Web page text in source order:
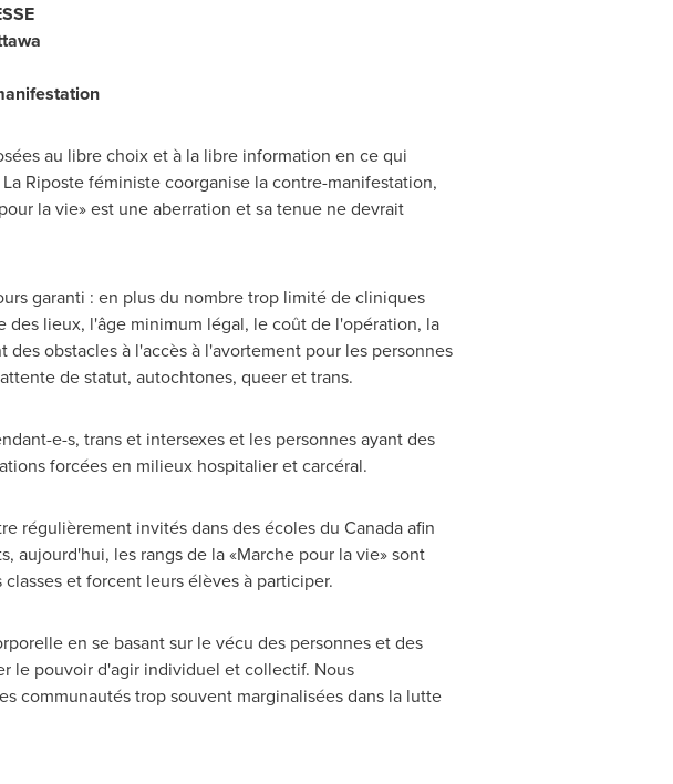
au libre choix et à la libre information en ce qui
Riposte féministe coorganise la contre-manifestation,
la vie» est une aberration et sa tenue ne devrait
garanti : en plus du nombre trop limité de cliniques
lieux, l'âge minimum légal, le coût de l'opération, la
obstacles à l'accès à l'avortement pour les personnes
de statut, autochtones, queer et trans.
e-s, trans et intersexes et les personnes ayant des
forcées en milieux hospitalier et carcéral.
régulièrement invités dans des écoles du Canadaafin
aujourd'hui, les rangs de la «Marche pour la vie» sont
et forcent leurs élèves à participer.
en se basant sur le vécu des personnes et des
le pouvoir d'agir individuel et collectif. Nous
communautés trop souvent marginalisées dans la lutte